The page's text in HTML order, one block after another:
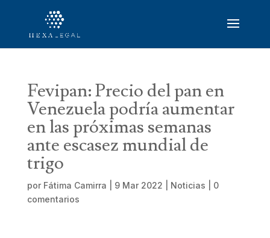
Fevipan: Precio del pan en
Venezuela podría aumentar
en las próximas semanas
ante escasez mundial de
trigo
por Fátima Camirra 9 Mar 2022 Noticias
0
comentarios